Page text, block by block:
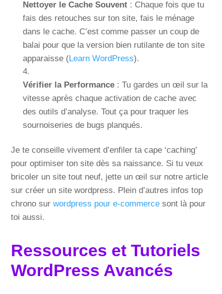
Nettoyer le Cache Souvent : Chaque fois que tu
fais des retouches sur ton site, fais le ménage
dans le cache. C’est comme passer un coup de
balai pour que la version bien rutilante de ton site
apparaisse (Learn WordPress).
Vérifier la Performance : Tu gardes un œil sur la
vitesse après chaque activation de cache avec
des outils d’analyse. Tout ça pour traquer les
sournoiseries de bugs planqués.
Je te conseille vivement d’enfiler ta cape ‘caching’
pour optimiser ton site dès sa naissance. Si tu veux
bricoler un site tout neuf, jette un œil sur notre article
sur créer un site wordpress. Plein d’autres infos top
chrono surwordpress pour e-commerce sont là pour
toi aussi.
Ressources et Tutoriels
WordPress Avancés